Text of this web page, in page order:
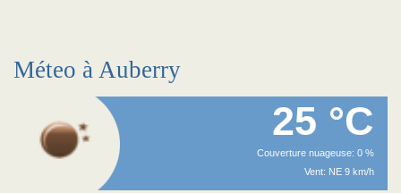
Méteo à Auberry
25 °C
Couverture nuageuse: 0 %
Vent: NE 9 km/h